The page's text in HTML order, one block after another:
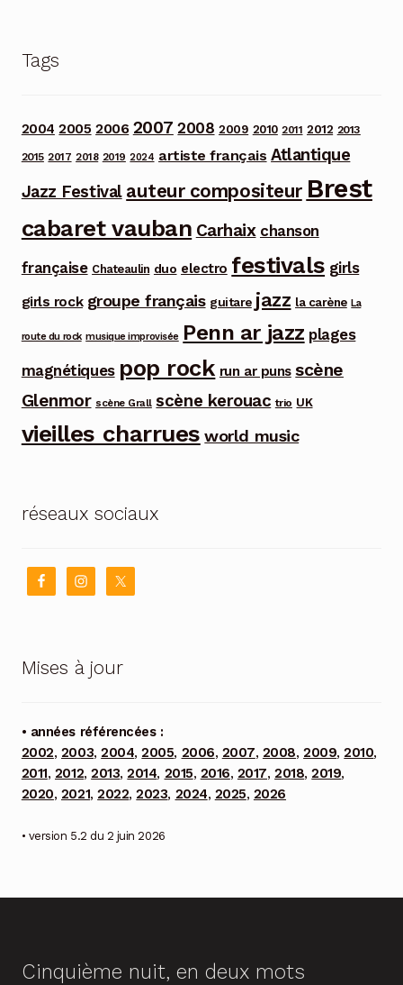
Tags
2004 2005 2006 2007 2008 2009 2010 2011 2012 2013
2015 2017 2018 2019 2024 artiste français Atlantique
Jazz Festival auteur compositeur Brest
cabaret vauban Carhaix chanson
française Chateaulin duo electro festivals girls
girls rock groupe français guitare jazz la carène La
route du rock musique improvisée Penn ar jazz plages
magnétiques pop rock run ar puns scène
Glenmor scène Grall scène kerouac trio UK
vieilles charrues world music
réseaux sociaux
Mises à jour
• années référencées :
2002, 2003,2004,2005, 2006, 2007, 2008,2009,2010,
2011, 2012,2013,2014, 2015, 2016, 2017,2018,2019,
2020, 2021,2022,2023, 2024, 2025, 2026
• version 5.2 du 2 juin 2026
Cinquième nuit, en deux mots